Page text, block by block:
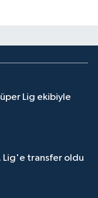
Lig ekibiyle
Lig'e transfer oldu